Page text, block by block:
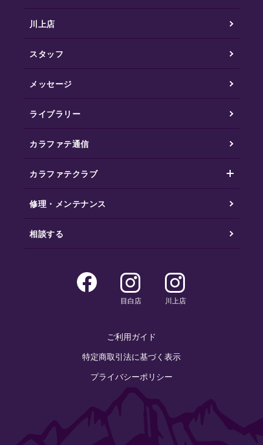
川上店
スタッフ
メッセージ
ライブラリー
カラファテ通信
カラファテクラブ
修理・メンテナンス
相談する
目白店 川上店
ご利用ガイド
特定商取引法に基づく表示
プライバシーポリシー